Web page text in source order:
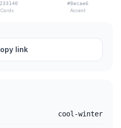
Cards
#8ecae6
Accent
link
cool-winter